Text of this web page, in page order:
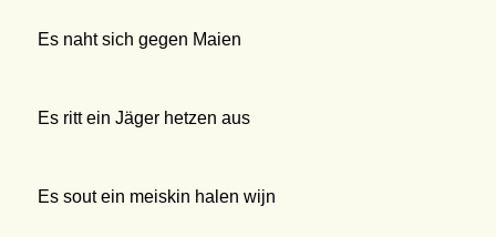
Es naht sich gegen Maien
Es ritt ein Jäger hetzen aus
Es sout ein meiskin halen wijn